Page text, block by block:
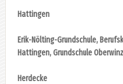
Hattingen
Erik-Nölting-Grundschule,
Hattingen, Grundschule
Herdecke